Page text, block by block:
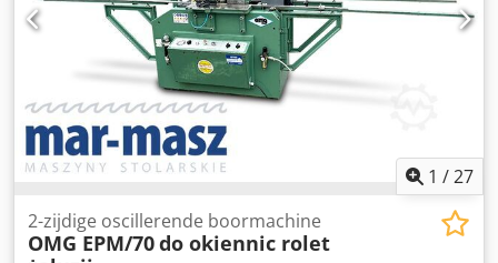
1 /27
2-zijdige oscillerende boormachine
OMG EPM/70do okiennic rolet